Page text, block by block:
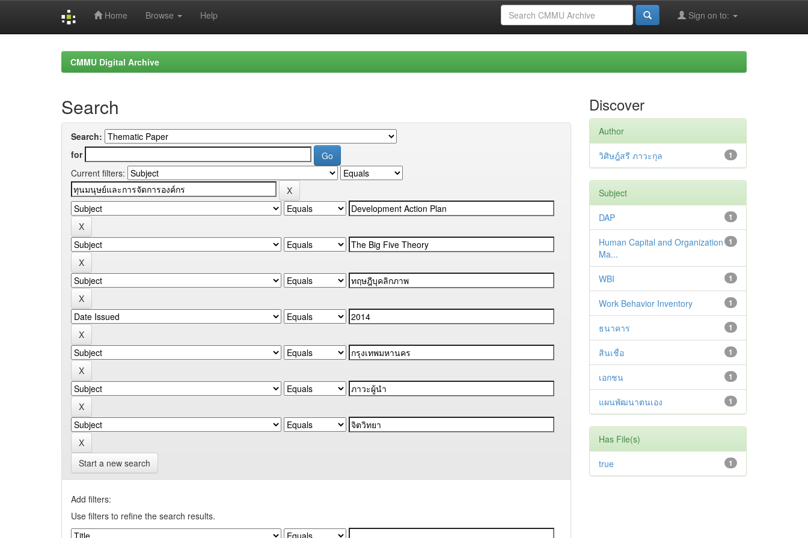
Home Browse Help Sign on to:
CMMU Digital Archive
Search
Search:
for
Current filters:
Start a new search
Add filters:
Use filters to refine the search results.
Discover
Author
1
วิศิษฎ์สรี ภาวะกุล
Subject
1
DAP
1
Human Capital and Organization
Ma...
1
WBI
1
Work Behavior Inventory
1
ธนาคาร
1
สินเชื่อ
1
เอกชน
1
แผนพัฒนาตนเอง
Has File(s)
1
true